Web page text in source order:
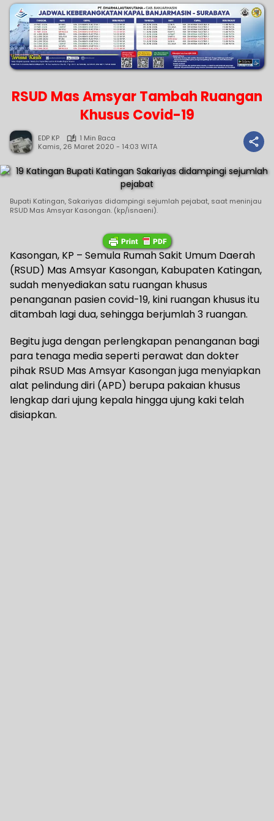
RSUD Mas Amsyar Tambah Ruangan
Khusus Covid-19
EDP KP
1 Min Baca
Kamis, 26 Maret 2020 - 14:03 WITA
Bupati Katingan, Sakariyas didampingi sejumlah pejabat, saat meninjau
RSUD Mas Amsyar Kasongan. (kp/isnaeni).
Kasongan, KP – Semula Rumah Sakit Umum Daerah
(RSUD) Mas Amsyar Kasongan, Kabupaten Katingan,
sudah menyediakan satu ruangan khusus
penanganan pasien covid-19, kini ruangan khusus itu
ditambah lagi dua, sehingga berjumlah 3 ruangan.
Begitu juga dengan perlengkapan penanganan bagi
para tenaga media seperti perawat dan dokter
pihak RSUD Mas Amsyar Kasongan juga menyiapkan
alat pelindung diri (APD) berupa pakaian khusus
lengkap dari ujung kepala hingga ujung kaki telah
disiapkan.